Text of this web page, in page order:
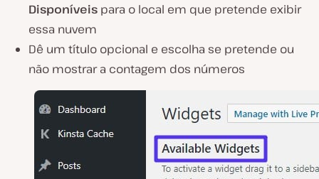
Disponíveis para o local em que pretende exibir
essa nuvem
Dê um título opcional e escolha se pretende ou
não mostrar a contagem dos números